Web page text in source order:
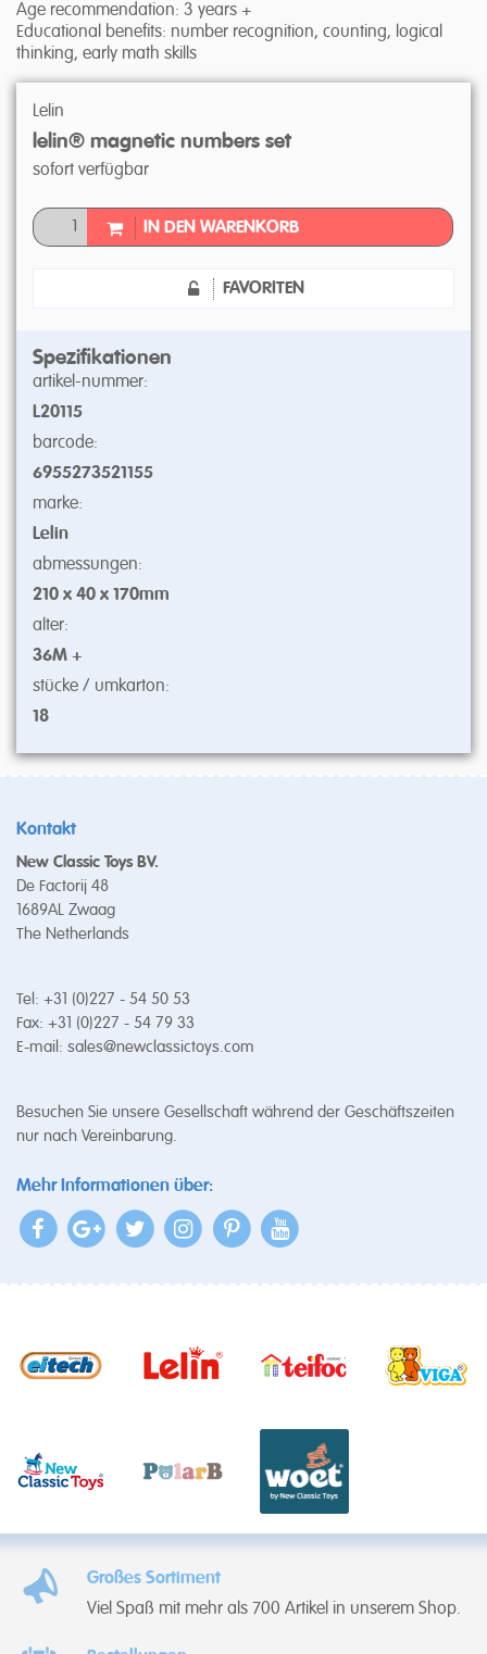
Age recommendation: 3 years +
Educational benefits: number recognition, counting, logical
thinking, early math skills
Lelin
lelin® magnetic numbers set
sofort verfügbar
IN DEN WARENKORB
FAVORITEN
Spezifikationen
artikel-nummer:
L20115
barcode:
6955273521155
marke:
Lelin
abmessungen:
210 x 40 x 170mm
alter:
36M +
stücke / umkarton:
18
Kontakt
New Classic Toys BV.
De Factorij 48
1689AL Zwaag
The Netherlands
Tel: +31 (0)227 - 54 50 53
Fax: +31 (0)227 - 54 79 33
E-mail: sales@newclassictoys.com
Besuchen Sie unsere Gesellschaft während der Geschäftszeiten
nur nach Vereinbarung.
Mehr Informationen über:
Großes Sortiment
Viel Spaß mit mehr als 700 Artikel in unserem Shop.